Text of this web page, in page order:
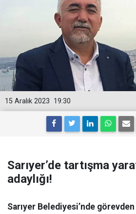
19:30
15 Aralık 2023
Sarıyer’de tartışma
adaylığı!
Sarıyer Belediyesi’nde